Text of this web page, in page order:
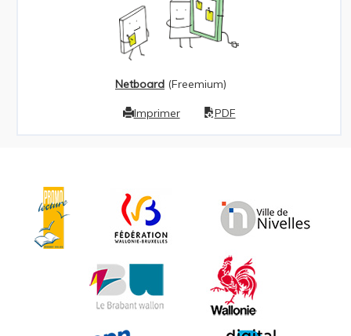
Netboard (Freemium)
Imprimer PDF